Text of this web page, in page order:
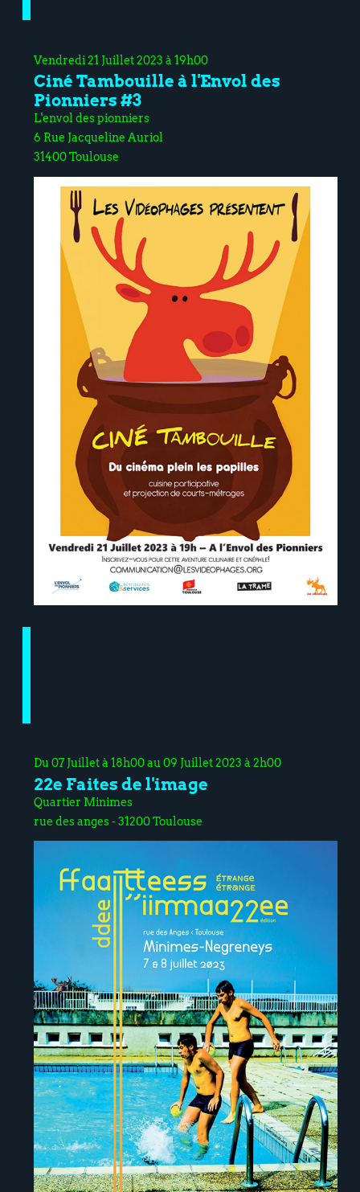
Vendredi 21 Juillet 2023 à 19h00
Ciné Tambouille à l'Envol des
Pionniers #3
L'envol des pionniers
6 Rue Jacqueline Auriol
31400 Toulouse
Du 07 Juillet à 18h00 au 09 Juillet 2023 à 2h00
22e Faites de l'image
Quartier Minimes
rue des anges - 31200 Toulouse